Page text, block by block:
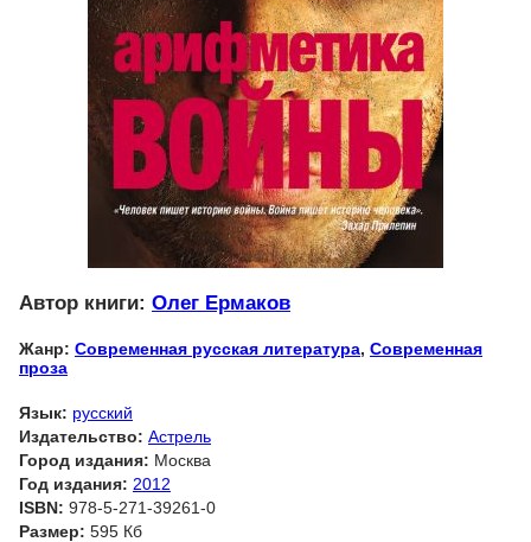
Автор книги: Олег Ермаков
Жанр: Современная русская литература, Современная
проза
Язык: русский
Издательство: Астрель
Город издания: Москва
Год издания: 2012
ISBN: 978-5-271-39261-0
Размер: 595 Кб